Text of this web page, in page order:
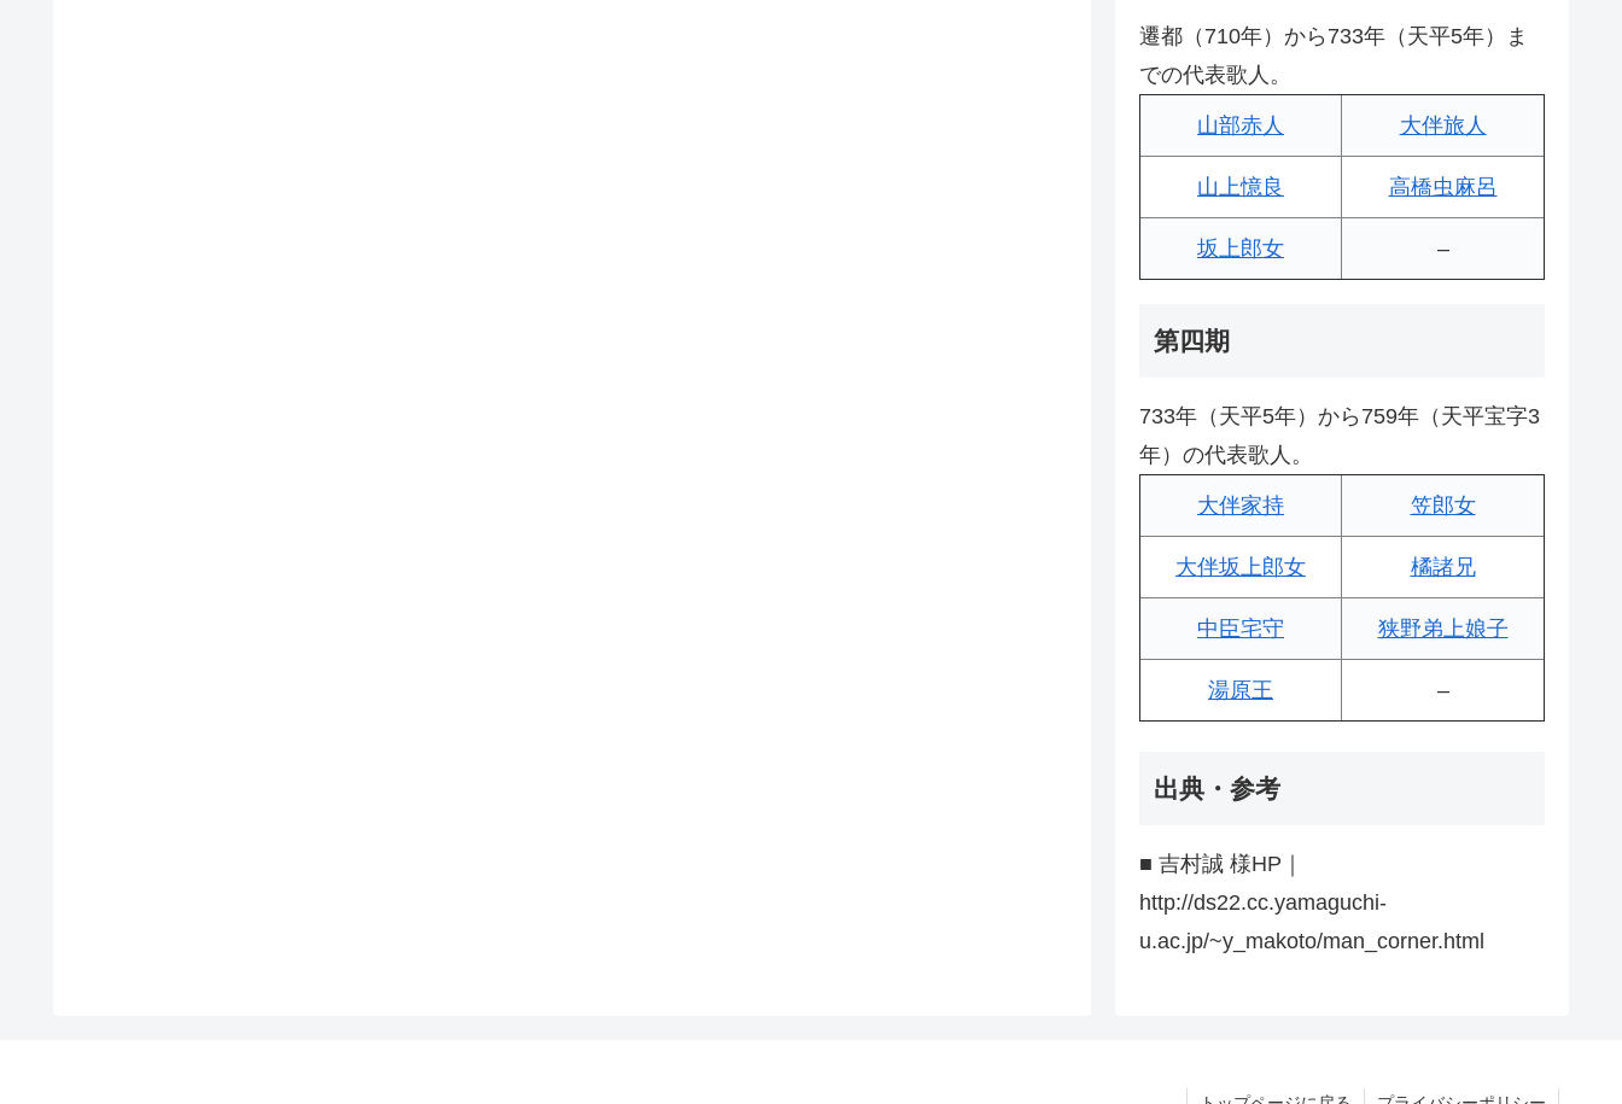
遷都（710年）から733年（天平5年）ま
での代表歌人。
山部赤人 大伴旅人
山上憶良 高橋虫麻呂
坂上郎女 –
第四期
733年（天平5年）から759年（天平宝字3
年）の代表歌人。
大伴家持 笠郎女
大伴坂上郎女 橘諸兄
中臣宅守 狭野弟上娘子
湯原王 –
出典・参考
■ 吉村誠 様HP｜
http://ds22.cc.yamaguchi-
u.ac.jp/~y_makoto/man_corner.html